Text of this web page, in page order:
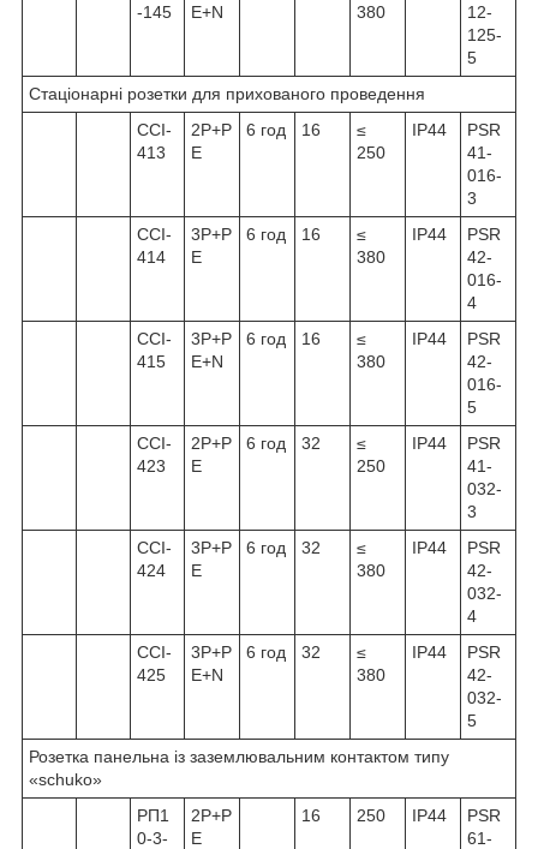
-145
Е+N
380
12-
125-
5
Стаціонарні розетки для прихованого проведення
ССІ-
413
2Р+Р
Е
6 год 16
≤
250
IP44
PSR
41-
016-
3
ССІ-
414
3Р+Р
Е
6 год 16
≤
380
IP44
PSR
42-
016-
4
ССІ-
415
3Р+Р
Е+N
6 год 16
≤
380
IP44
PSR
42-
016-
5
ССІ-
423
2Р+Р
Е
6 год 32
≤
250
IP44
PSR
41-
032-
3
ССІ-
424
3Р+Р
Е
6 год 32
≤
380
IP44
PSR
42-
032-
4
ССІ-
425
3Р+Р
Е+N
6 год 32
≤
380
IP44
PSR
42-
032-
5
Розетка панельна із заземлювальним контактом типу
«schuko»
РП1
0-3-
2P+P
E
16 250 IP44
PSR
61-